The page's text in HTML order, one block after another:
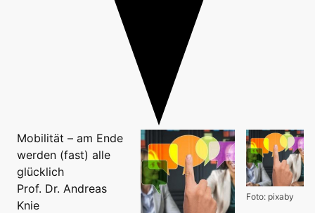
Foto: pixaby
Mobilität – am Ende
werden (fast) alle
glücklich
Prof. Dr. Andreas
Knie